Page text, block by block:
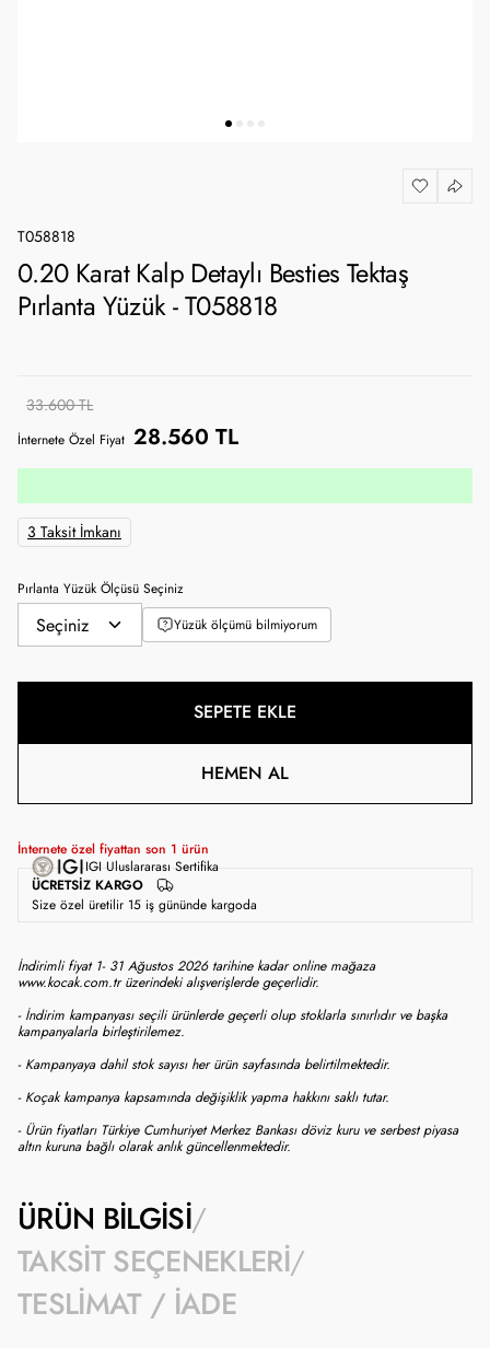
T058818
0.20 Karat Kalp Detaylı Besties Tektaş
Pırlanta Yüzük - T058818
33.600 TL
İnternete Özel Fiyat 28.560 TL
3 Taksit İmkanı
Pırlanta Yüzük Ölçüsü Seçiniz
Yüzük ölçümü bilmiyorum
SEPETE EKLE
HEMEN AL
İnternete özel fiyattan son 1 ürün
ÜCRETSIZ KARGO
IGI Uluslararası Sertifika
Size özel üretilir 15 iş gününde kargoda
İndirimli fiyat 1- 31 Ağustos 2026 tarihine kadar online mağaza
www.kocak.com.tr üzerindeki alışverişlerde geçerlidir.
- İndirim kampanyası seçili ürünlerde geçerli olup stoklarla sınırlıdır ve başka
kampanyalarla birleştirilemez.
- Kampanyaya dahil stok sayısı her ürün sayfasında belirtilmektedir.
- Koçak kampanya kapsamında değişiklik yapma hakkını saklı tutar.
- Ürün fiyatları Türkiye Cumhuriyet Merkez Bankası döviz kuru ve serbest piyasa
altın kuruna bağlı olarak anlık güncellenmektedir.
ÜRÜN BILGISI
TAKSIT SEÇENEKLERI
TESLIMAT / İADE